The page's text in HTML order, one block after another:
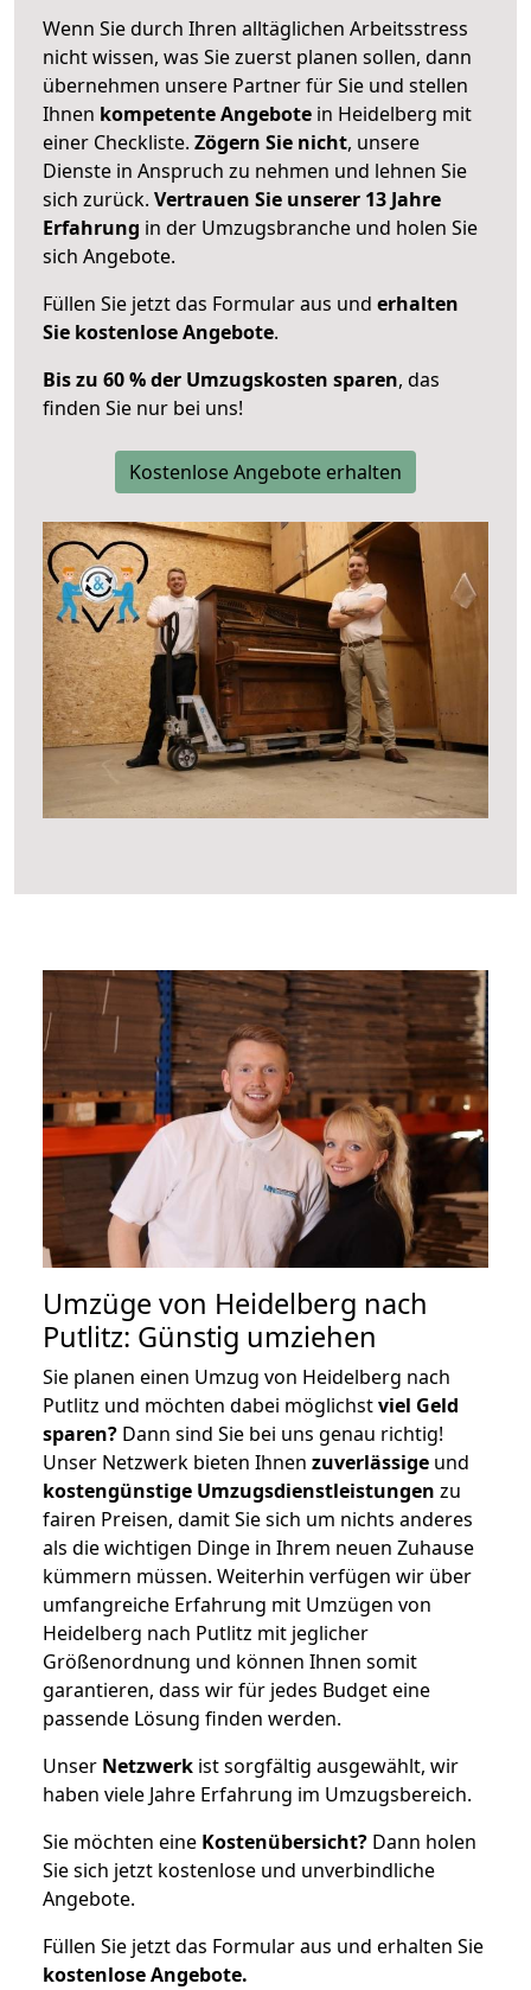
Wenn Sie durch Ihren alltäglichen Arbeitsstress
nicht wissen, was Sie zuerst planen sollen, dann
übernehmen unsere Partner für Sie und stellen
Ihnen kompetente Angebote in Heidelberg mit
einer Checkliste. Zögern Sie nicht, unsere
Dienste in Anspruch zu nehmen und lehnen Sie
sich zurück. Vertrauen Sie unserer 13 Jahre
Erfahrung in der Umzugsbranche und holen Sie
sich Angebote.
Füllen Sie jetzt das Formular aus und erhalten
Sie kostenlose Angebote.
Bis zu 60 % der Umzugskosten sparen, das
finden Sie nur bei uns!
Kostenlose Angebote erhalten
Umzüge von Heidelberg nach
Putlitz: Günstig umziehen
Sie planen einen Umzug von Heidelberg nach
Putlitz und möchten dabei möglichstviel Geld
sparen? Dann sind Sie bei uns genau richtig!
Unser Netzwerk bieten Ihnen zuverlässige und
kostengünstige Umzugsdienstleistungen zu
fairen Preisen, damit Sie sich um nichts anderes
als die wichtigen Dinge in Ihrem neuen Zuhause
kümmern müssen. Weiterhin verfügen wir über
umfangreiche Erfahrung mit Umzügen von
Heidelberg nach Putlitz mit jeglicher
Größenordnung und können Ihnen somit
garantieren, dass wir für jedes Budget eine
passende Lösung finden werden.
Unser Netzwerk ist sorgfältig ausgewählt, wir
haben viele Jahre Erfahrung im Umzugsbereich.
Sie möchten eine Kostenübersicht? Dann holen
Sie sich jetzt kostenlose und unverbindliche
Angebote.
Füllen Sie jetzt das Formular aus und erhalten Sie
kostenloseAngebote.